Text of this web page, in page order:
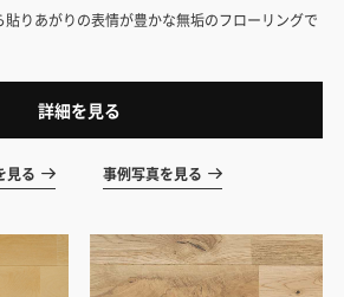
りあがりの表情が豊かな無垢のフローリングで
詳細を見る
見る 事例写真を見る